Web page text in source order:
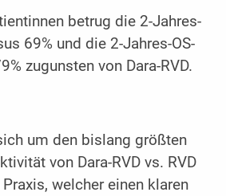
betrug die 2-Jahres-
69% und die 2-Jahres-OS-
zugunsten von Dara-RVD.
um den bislang größten
von Dara-RVD vs. RVD
welcher einen klaren